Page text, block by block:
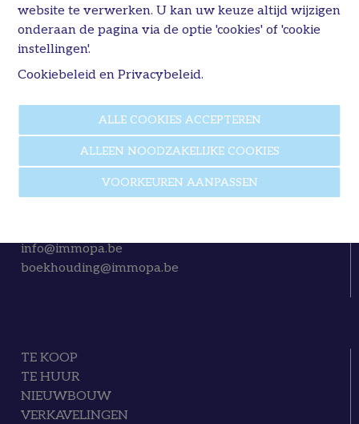
website te verwerken. U kan uw keuze altijd wijzigen
onderaan de pagina via de optie 'cookies' of 'cookie
instellingen'.
Cookiebeleid enPrivacybeleid.
ALLE COOKIES ACCEPTEREN
ALLEEN NOODZAKELIJKE COOKIES
VOORKEUREN AANPASSEN
Wijngaardstraat 8 bus 1
3740 Bilzen-Hoeselt
info@immopa.be
boekhouding@immopa.be
TE KOOP
TE HUUR
NIEUWBOUW
VERKAVELINGEN